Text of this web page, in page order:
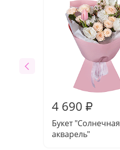
4 690 ₽
Букет "Солнечная
акварель"